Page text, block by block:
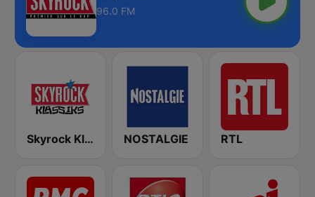
96.0 FM
Skyrock Klassiks NOSTALGIE RTL